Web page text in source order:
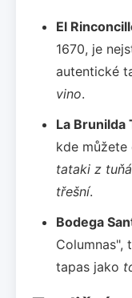
El
1670, je
autentické
vino.
La Brunilda
kde
tataki z
třešní.
Bodega
Columnas",
tapas jako